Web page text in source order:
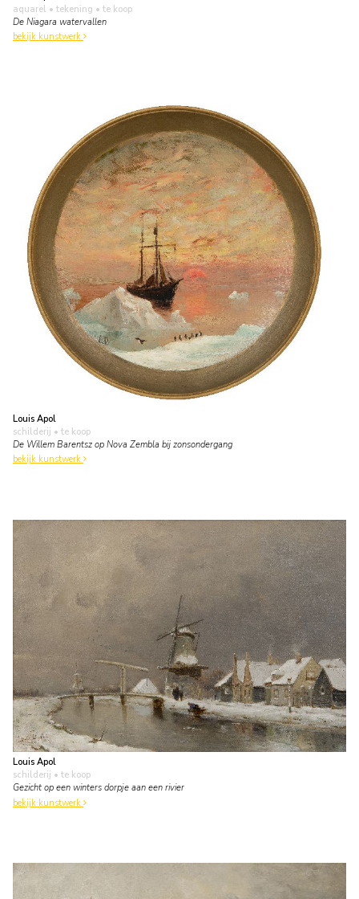
aquarel • tekening • te koop
De Niagara watervallen
bekijk kunstwerk
Louis Apol
schilderij • te koop
De Willem Barentsz op Nova Zembla bij zonsondergang
bekijk kunstwerk
Louis Apol
schilderij • te koop
Gezicht op een winters dorpje aan een rivier
bekijk kunstwerk